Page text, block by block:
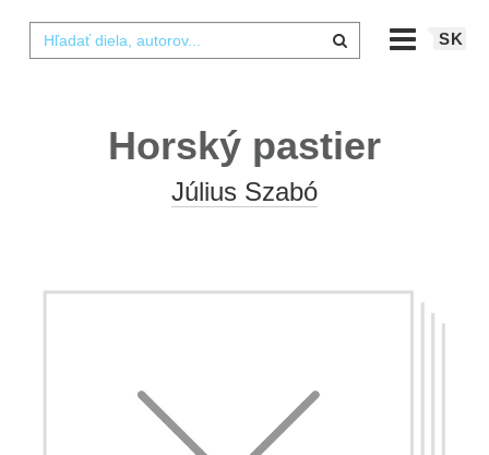
SK
Horský pastier
Július Szabó